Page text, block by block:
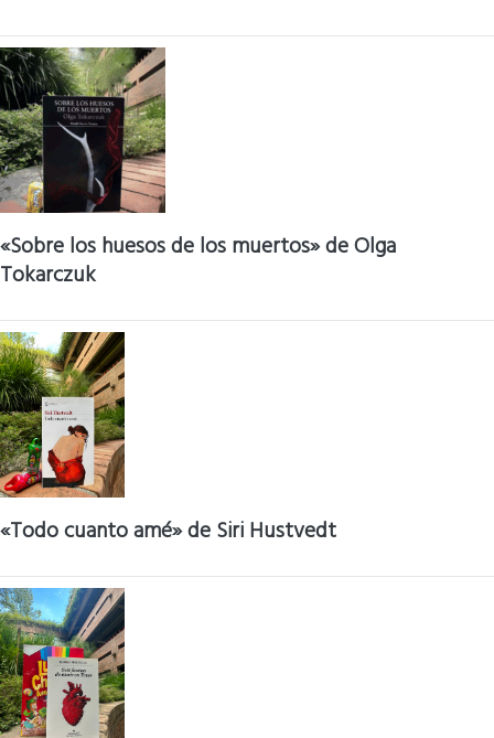
«Sobre los huesos de los muertos» de Olga
Tokarczuk
«Todo cuanto amé» de Siri Hustvedt